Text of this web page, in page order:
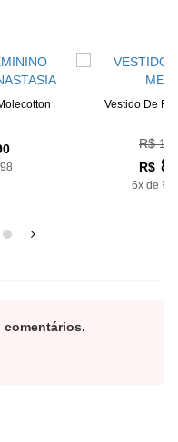
Vestido De
R$
R$
6x de